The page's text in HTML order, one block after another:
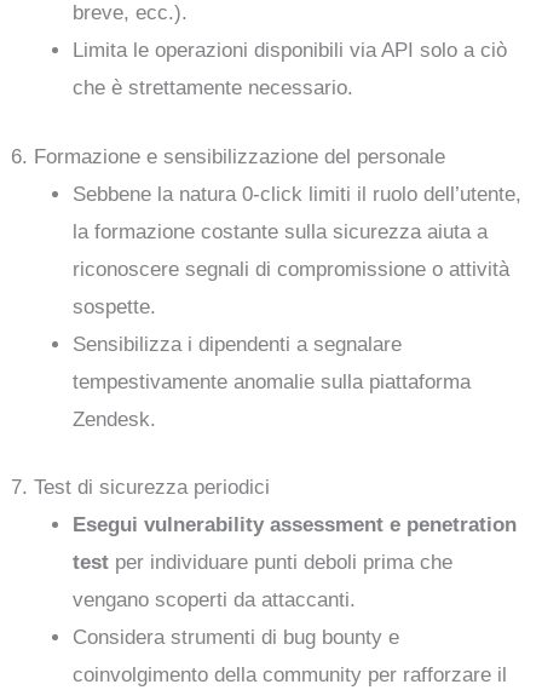
breve, ecc.).
Limita le operazioni disponibili via API solo a ciò
che è strettamente necessario.
6. Formazione e sensibilizzazione del personale
Sebbene la natura 0-click limiti il ruolo dell’utente,
la formazione costante sulla sicurezza aiuta a
riconoscere segnali di compromissione o attività
sospette.
Sensibilizza i dipendenti a segnalare
tempestivamente anomalie sulla piattaforma
Zendesk.
7. Test di sicurezza periodici
Esegui vulnerability assessment e penetration
test per individuare punti deboli prima che
vengano scoperti da attaccanti.
Considera strumenti di bug bounty e
coinvolgimento della community per rafforzare il